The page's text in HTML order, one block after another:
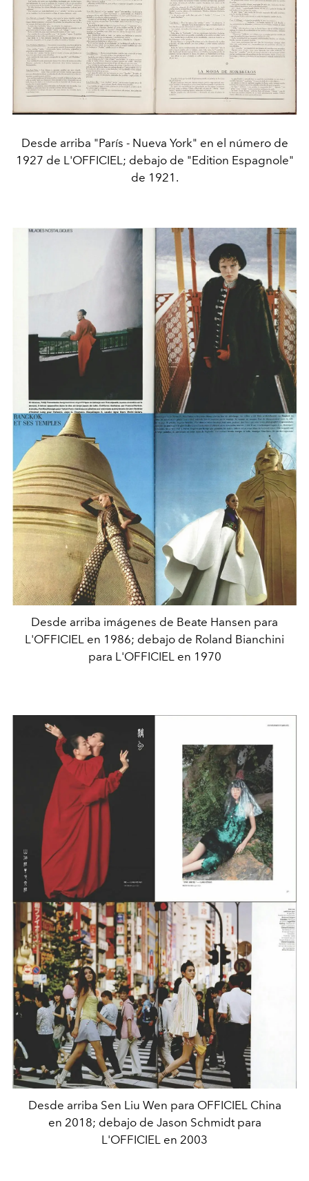
Desde arriba "París - Nueva York" en el número de
1927 de L'OFFICIEL; debajo de "Edition Espagnole"
de 1921.
Desde arriba imágenes de Beate Hansen para
L'OFFICIEL en 1986; debajo de Roland Bianchini
para L'OFFICIEL en 1970
Desde arriba Sen Liu Wen para OFFICIEL China
en 2018; debajo de Jason Schmidt para
L'OFFICIEL en 2003